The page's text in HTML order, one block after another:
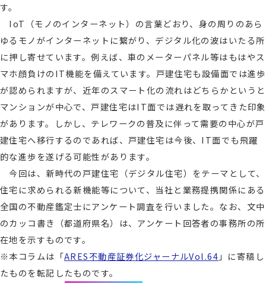
す。
IoT（モノのインターネット）の言葉どおり、身の周りのあら
ゆるモノがインターネットに繋がり、デジタル化の波はいたる所
に押し寄せています。例えば、車のメーターパネル等はもはやス
マホ顔負けのIT機能を備えています。戸建住宅も設備面では進歩
が認められますが、近年のスマート化の流れはどちらかというと
マンションが中心で、戸建住宅はIT面では遅れを取ってきた印象
があります。しかし、テレワークの普及に伴って需要の中心が戸
建住宅へ移行するのであれば、戸建住宅は今後、IT面でも飛躍
的な進歩を遂げる可能性があります。
今回は、新時代の戸建住宅（デジタル住宅）をテーマとして、
住宅に求められる新機能等について、当社と業務提携関係にある
全国の不動産鑑定士にアンケート調査を行いました。なお、文中
のカッコ書き（都道府県名）は、アンケート回答者の事務所の所
在地を示すものです。
※本コラムは「ARES不動産証券化ジャーナルVol.64 」に寄稿し
たものを転記したものです。